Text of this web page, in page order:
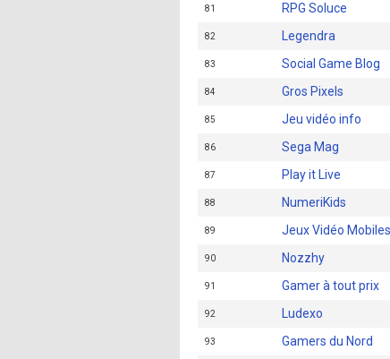
81 RPG Soluce
82 Legendra
83 Social Game Blog
84 Gros Pixels
85 Jeu vidéo info
86 Sega Mag
87 Play it Live
88 NumeriKids
89 Jeux Vidéo Mobiles
90 Nozzhy
91 Gamer à tout prix
92 Ludexo
93 Gamers du Nord